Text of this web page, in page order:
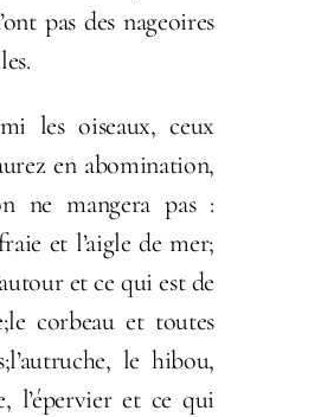
pas des nageoires
les oiseaux, ceux
en abomination,
ne mangera pas :
et l’aigle de mer;
et ce qui est de
corbeau et toutes
le hibou,
l’épervier et ce qui